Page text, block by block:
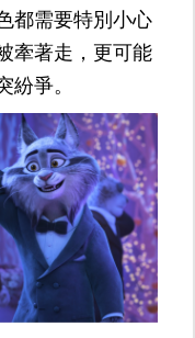
都需要特別小心
牽著走，更可能
紛爭。